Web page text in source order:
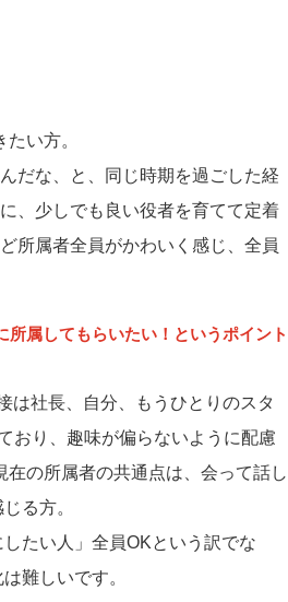
い方。
だな、と、同じ時期を過ごした経
、少しでも良い役者を育てて定着
所属者全員がかわいく感じ、全員
属してもらいたい！というポイント
は社長、自分、もうひとりのスタ
おり、趣味が偏らないように配慮
在の所属者の共通点は、会って話し
る方。
たい人」全員OKという訳でな
難しいです。